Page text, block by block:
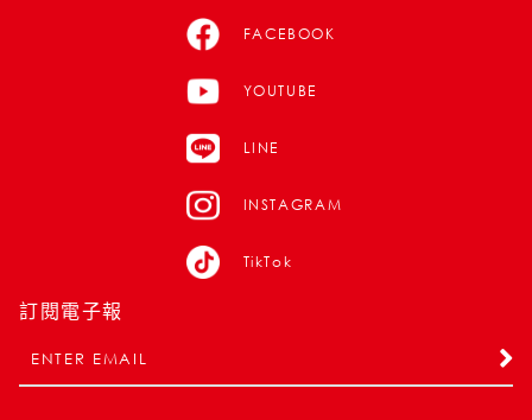
FACEBOOK
YOUTUBE
LINE
INSTAGRAM
TikTok
訂閱電子報